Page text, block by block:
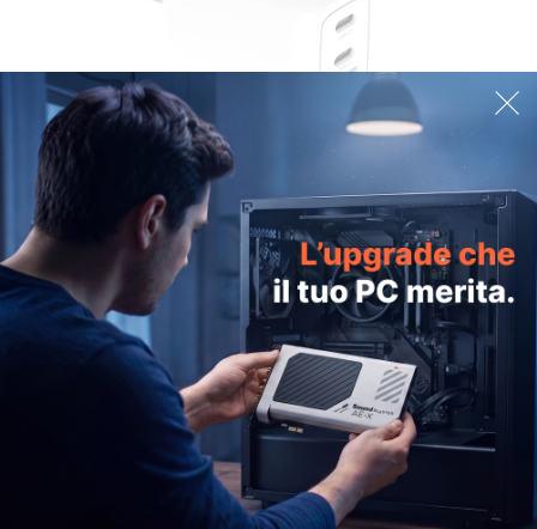
Creative 67W GaN Charger
€34,99
ALTRO ACQUISTA ORA